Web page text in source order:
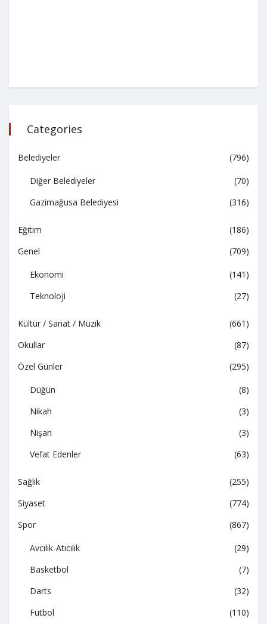
Categories
Belediyeler (796)
Diğer Belediyeler
(70)
Gazimağusa Belediyesi
(316)
Eğitim
(186)
Genel
(709)
Ekonomi
(141)
Teknoloji
(27)
Kültür / Sanat / Müzik
(661)
Okullar
(87)
Özel Günler
(295)
Düğün
(8)
Nikah
(3)
Nişan
(3)
Vefat Edenler
(63)
Sağlık
(255)
Siyaset
(774)
Spor
(867)
Avcılık-Atıcılık
(29)
Basketbol
(7)
Darts
(32)
Futbol
(110)